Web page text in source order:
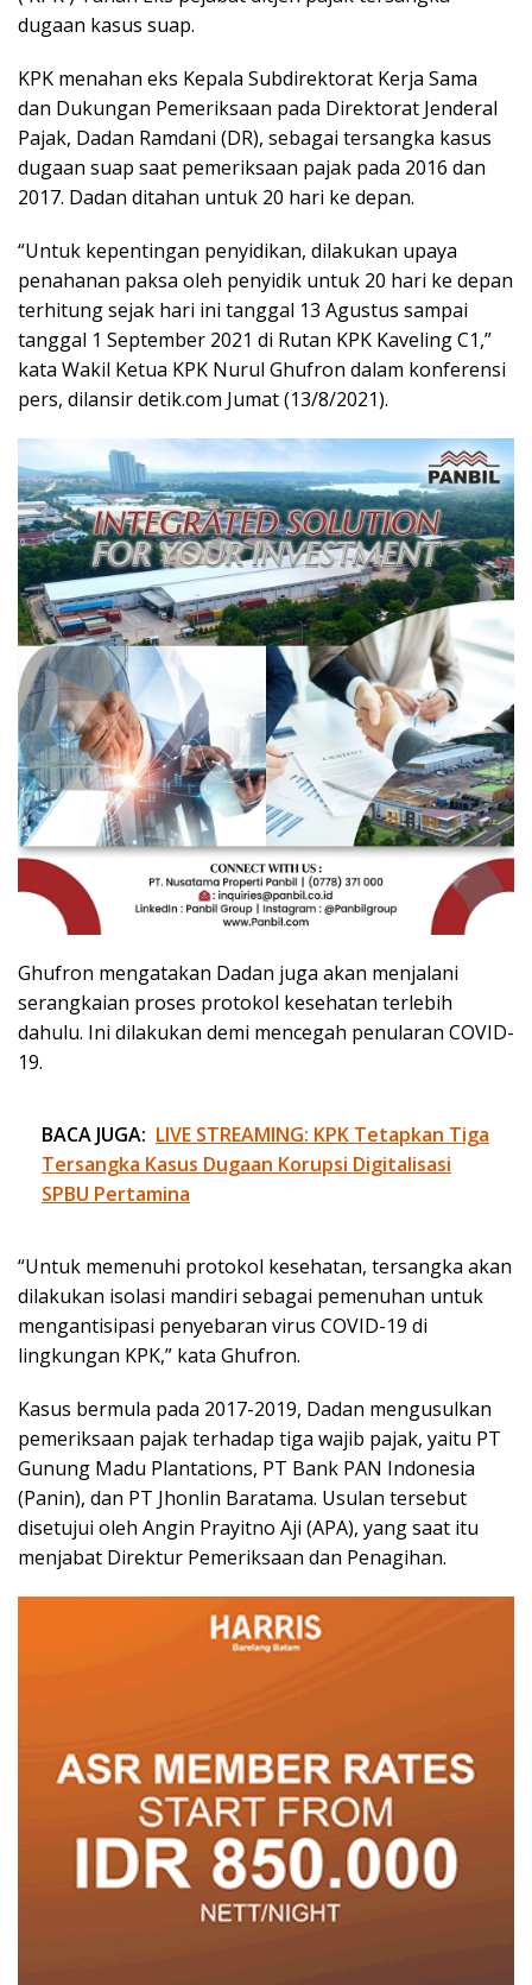
dugaan kasus suap.
KPK menahan eks Kepala Subdirektorat Kerja Sama
dan Dukungan Pemeriksaan pada Direktorat Jenderal
Pajak, Dadan Ramdani (DR), sebagai tersangka kasus
dugaan suap saat pemeriksaan pajak pada 2016 dan
2017. Dadan ditahan untuk 20 hari ke depan.
“Untuk kepentingan penyidikan, dilakukan upaya
penahanan paksa oleh penyidik untuk 20 hari ke depan
terhitung sejak hari ini tanggal 13 Agustus sampai
tanggal 1 September 2021 di Rutan KPK Kaveling C1,”
kata Wakil Ketua KPK Nurul Ghufron dalam konferensi
pers, dilansir detik.com Jumat (13/8/2021).
Ghufron mengatakan Dadan juga akan menjalani
serangkaian proses protokol kesehatan terlebih
dahulu. Ini dilakukan demi mencegah penularan COVID-
19.
BACA JUGA: LIVE STREAMING: KPK Tetapkan Tiga
Tersangka Kasus Dugaan Korupsi Digitalisasi
SPBU Pertamina
“Untuk memenuhi protokol kesehatan, tersangka akan
dilakukan isolasi mandiri sebagai pemenuhan untuk
mengantisipasi penyebaran virus COVID-19 di
lingkungan KPK,” kata Ghufron.
Kasus bermula pada 2017-2019, Dadan mengusulkan
pemeriksaan pajak terhadap tiga wajib pajak, yaitu PT
Gunung Madu Plantations, PT Bank PAN Indonesia
(Panin), dan PT Jhonlin Baratama. Usulan tersebut
disetujui oleh Angin Prayitno Aji (APA), yang saat itu
menjabat Direktur Pemeriksaan dan Penagihan.